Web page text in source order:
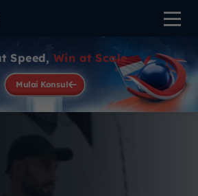
Speed, Win at Scale
Mulai Konsul